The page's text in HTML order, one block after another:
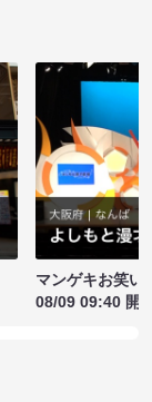
マンゲキお笑い
08/09 09:40 開